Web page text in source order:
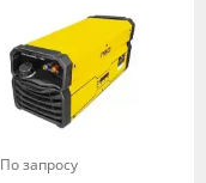
По запросу